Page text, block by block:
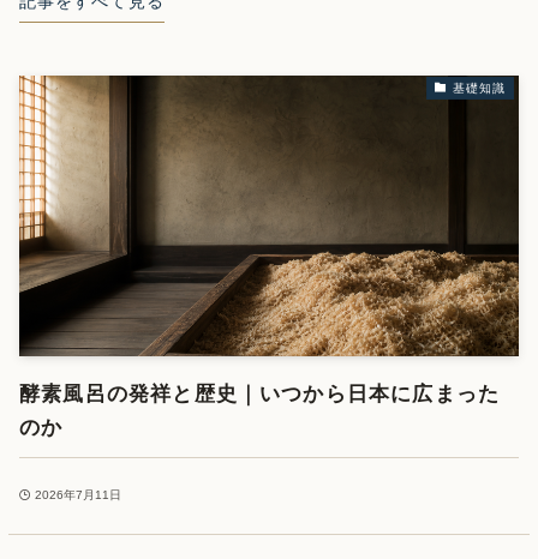
基礎知識
酵素風呂の発祥と歴史｜いつから日本に広まった
のか
2026年7月11日